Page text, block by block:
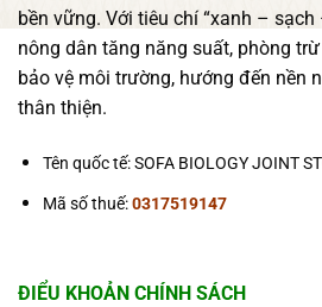
bền vững. Với tiêu chí “xanh – sạch
nông dân tăng năng suất, phòng
bảo vệ môi trường, hướng đến nền
thân thiện.
Tên quốc tế: SOFA BIOLOGY JOINT
Mã số thuế:0317519147
ĐIỂU KHOẢN CHÍNH SÁCH